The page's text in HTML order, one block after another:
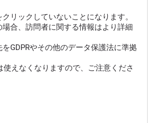
リックしていないことになります。
合、訪問者に関する情報はより詳細
GDPRやその他のデータ保護法に準拠
えなくなりますので、ご注意くださ